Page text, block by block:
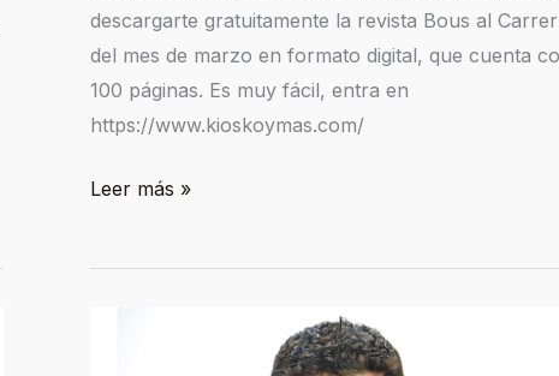
descargarte gratuitamente la revista Bous al Carrer
del mes de marzo en formato digital, que cuenta
100 páginas. Es muy fácil, entra en
https://www.kioskoymas.com/
Leer más »